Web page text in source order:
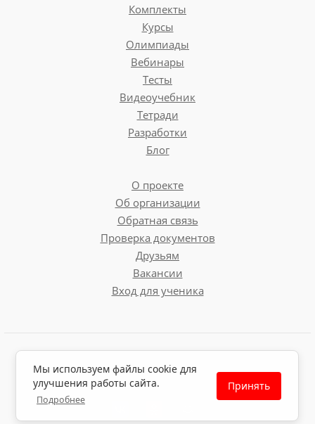
Комплекты
Курсы
Олимпиады
Вебинары
Тесты
Видеоучебник
Тетради
Разработки
Блог
О проекте
Об организации
Обратная связь
Проверка документов
Друзьям
Вакансии
Вход для ученика
Политика обработки персональных данных
Политика использования файлов cookie
Мы используем файлы cookie для
улучшения работы сайта.
Подробнее
Принять